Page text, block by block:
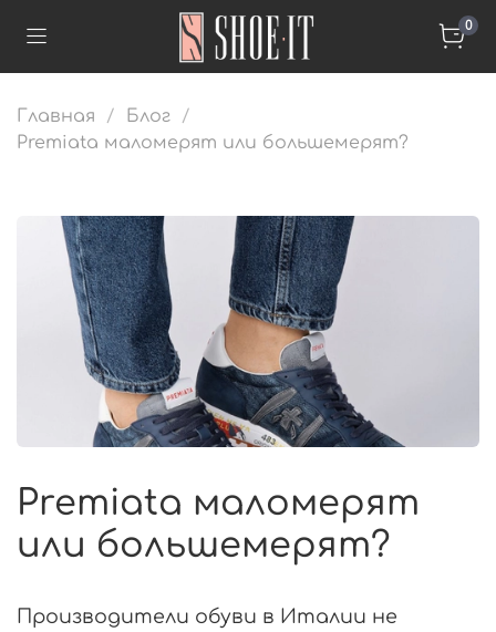
0
Главная
Блог
Premiata маломерят или большемерят?
Premiata маломерят
или большемерят?
Производители обуви в Италии не